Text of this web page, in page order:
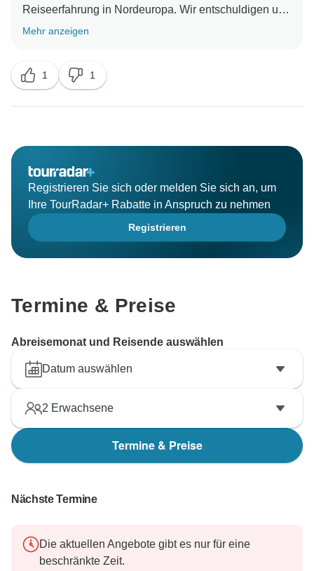
Reiseerfahrung in Nordeuropa. Wir entschuldigen uns
für die Aspekte, die nicht Ihren Erwartungen
Mehr anzeigen
1 1
Registrieren Sie sich oder melden Sie sich an, um
Ihre TourRadar+ Rabatte in Anspruch zu nehmen
Registrieren
Termine & Preise
Abreisemonat und Reisende auswählen
Datum auswählen
2 Erwachsene
Termine & Preise
Nächste Termine
Die aktuellen Angebote gibt es nur für eine
beschränkte Zeit.